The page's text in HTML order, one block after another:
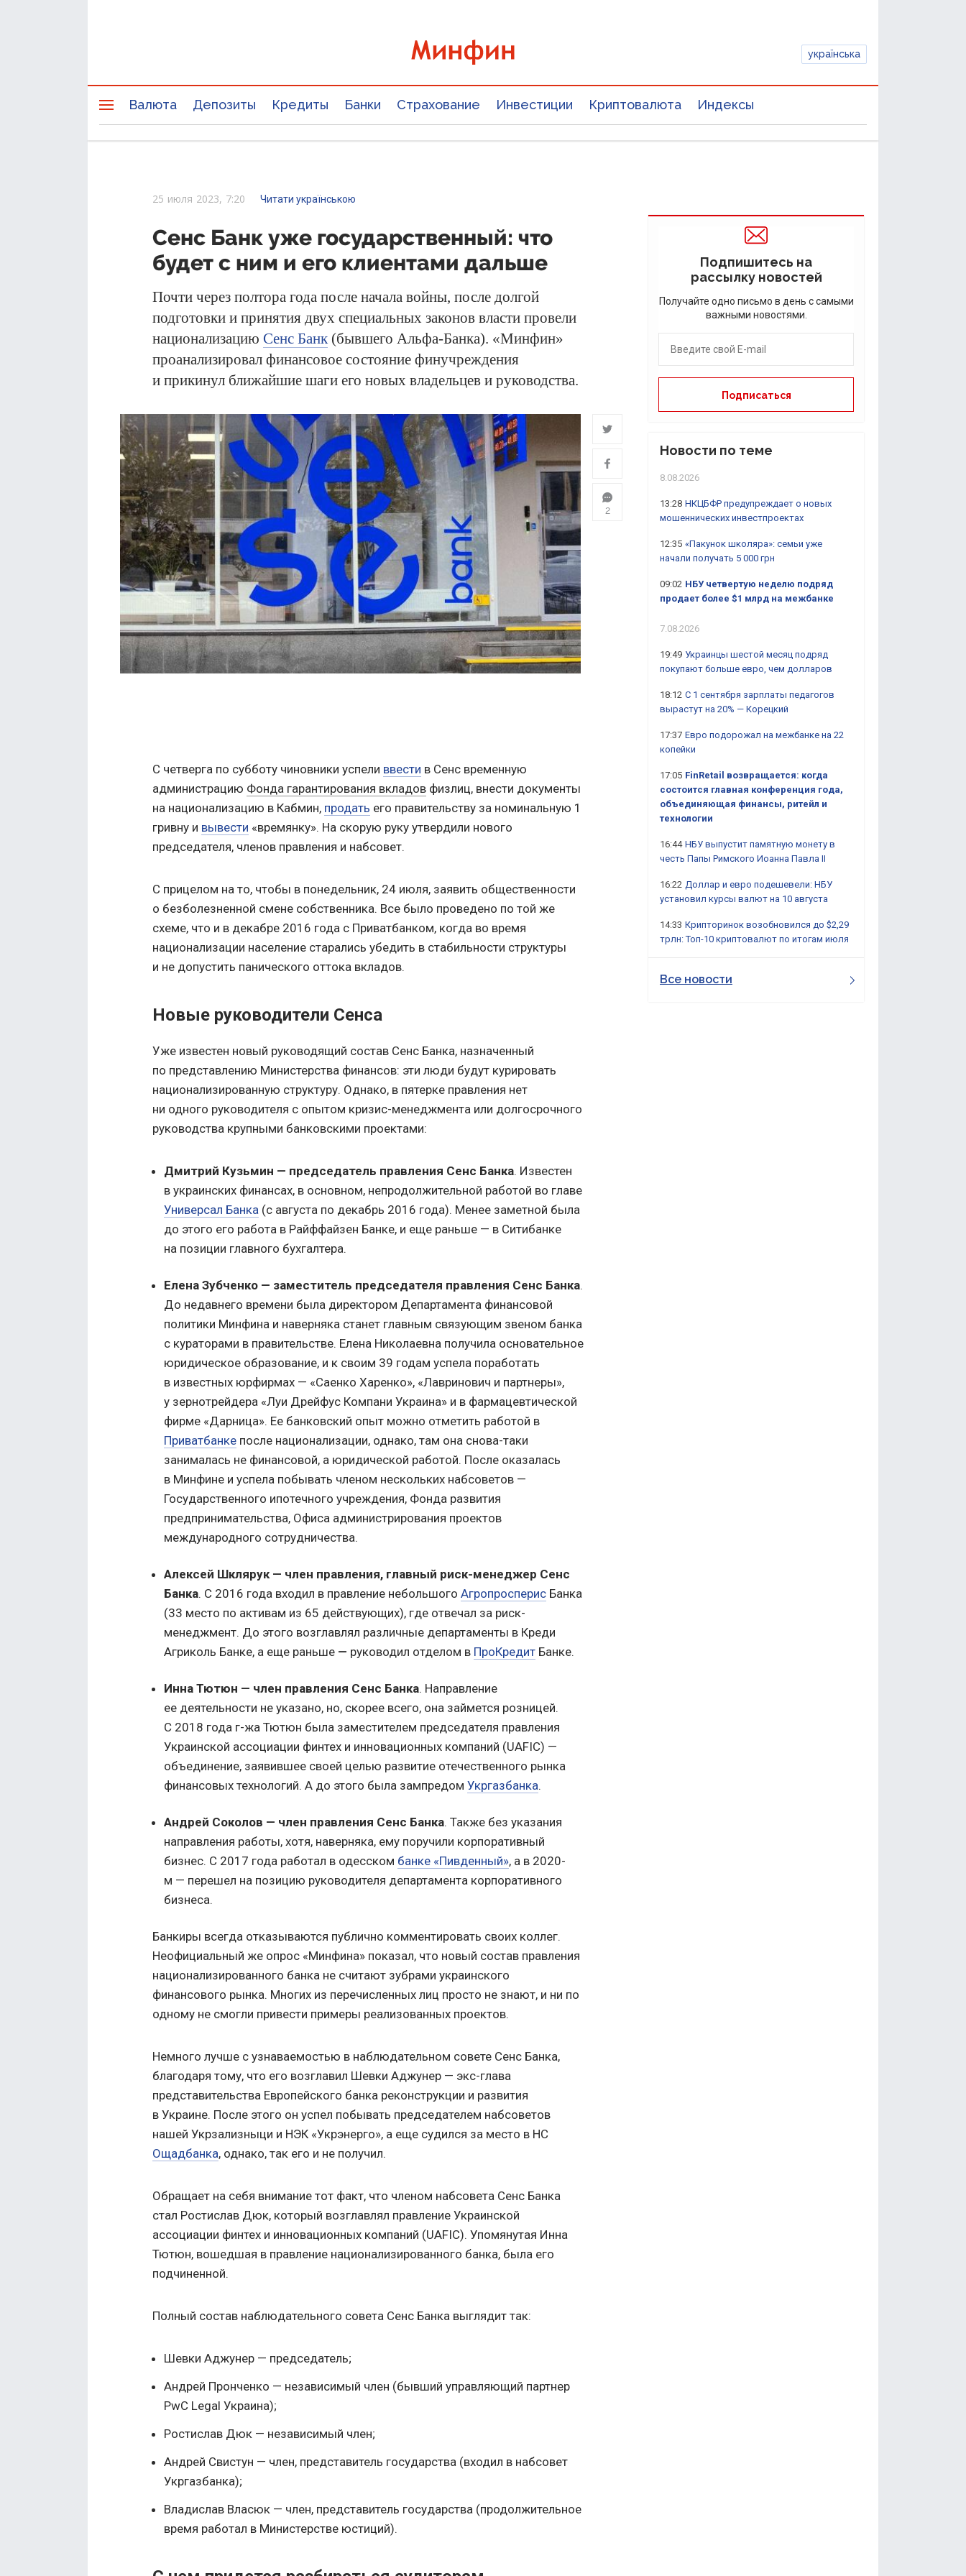
українська
Валюта Депозиты Кредиты Банки Страхование Инвестиции Криптовалюта Индексы
25 июля 2023, 7:20 Читати українською
Сенс Банк уже государственный: что
будет с ним и его клиентами дальше
Почти через полтора года после начала войны, после долгой
подготовки и принятия двух специальных законов власти провели
национализацию Сенс Банк(бывшего Альфа-Банка). «Минфин»
проанализировал финансовое состояние финучреждения
и прикинул ближайшие шаги его новых владельцев и руководства.
2
С четверга по субботу чиновники успели ввести в Сенс временную
администрацию Фонда гарантирования вкладов физлиц, внести документы
на национализацию в Кабмин, продать его правительству за номинальную 1
гривну и вывести «времянку». На скорую руку утвердили нового
председателя, членов правления и набсовет.
С прицелом на то, чтобы в понедельник, 24 июля, заявить общественности
о безболезненной смене собственника. Все было проведено по той же
схеме, что и в декабре 2016 года с Приватбанком, когда во время
национализации население старались убедить в стабильности структуры
и не допустить панического оттока вкладов.
Новые руководители Сенса
Уже известен новый руководящий состав Сенс Банка, назначенный
по представлению Министерства финансов: эти люди будут курировать
национализированную структуру. Однако, в пятерке правления нет
ни одного руководителя с опытом кризис-менеджмента или долгосрочного
руководства крупными банковскими проектами:
Дмитрий Кузьмин — председатель правления Сенс Банка. Известен
в украинских финансах, в основном, непродолжительной работой во главе
Универсал Банка (с августа по декабрь 2016 года). Менее заметной была
до этого его работа в Райффайзен Банке, и еще раньше — в Ситибанке
на позиции главного бухгалтера.
Елена Зубченко — заместитель председателя правления Сенс Банка.
До недавнего времени была директором Департамента финансовой
политики Минфина и наверняка станет главным связующим звеном банка
с кураторами в правительстве. Елена Николаевна получила основательное
юридическое образование, и к своим 39 годам успела поработать
в известных юрфирмах — «Саенко Харенко», «Лавринович и партнеры»,
у зернотрейдера «Луи Дрейфус Компани Украина» и в фармацевтической
фирме «Дарница». Ее банковский опыт можно отметить работой в
Приватбанке после национализации, однако, там она снова-таки
занималась не финансовой, а юридической работой. После оказалась
в Минфине и успела побывать членом нескольких набсоветов —
Государственного ипотечного учреждения, Фонда развития
предпринимательства, Офиса администрирования проектов
международного сотрудничества.
Алексей Шклярук — член правления, главный риск-менеджер Сенс
Банка. С 2016 года входил в правление небольшого Агропросперис Банка
(33 место по активам из 65 действующих), где отвечал за риск-
менеджмент. До этого возглавлял различные департаменты в Креди
Агриколь Банке, а еще раньше — руководил отделом в ПроКредит Банке.
Инна Тютюн — член правления Сенс Банка. Направление
ее деятельности не указано, но, скорее всего, она займется розницей.
С 2018 года г-жа Тютюн была заместителем председателя правления
Украинской ассоциации финтех и инновационных компаний (UAFIC) —
объединение, заявившее своей целью развитие отечественного рынка
финансовых технологий. А до этого была зампредом Укргазбанка.
Андрей Соколов — член правления Сенс Банка. Также без указания
направления работы, хотя, наверняка, ему поручили корпоративный
бизнес. С 2017 года работал в одесском банке «Пивденный», а в 2020-
м — перешел на позицию руководителя департамента корпоративного
бизнеса.
Банкиры всегда отказываются публично комментировать своих коллег.
Неофициальный же опрос «Минфина» показал, что новый состав правления
национализированного банка не считают зубрами украинского
финансового рынка. Многих из перечисленных лиц просто не знают, и ни по
одному не смогли привести примеры реализованных проектов.
Немного лучше с узнаваемостью в наблюдательном совете Сенс Банка,
благодаря тому, что его возглавил Шевки Аджунер — экс-глава
представительства Европейского банка реконструкции и развития
в Украине. После этого он успел побывать председателем набсоветов
нашей Укрзализныци и НЭК «Укрэнерго», а еще судился за место в HC
Ощадбанка, однако, так его и не получил.
Обращает на себя внимание тот факт, что членом набсовета Сенс Банка
стал Ростислав Дюк, который возглавлял правление Украинской
ассоциации финтех и инновационных компаний (UAFIC). Упомянутая Инна
Тютюн, вошедшая в правление национализированного банка, была его
подчиненной.
Полный состав наблюдательного совета Сенс Банка выглядит так:
Шевки Аджунер — председатель;
Андрей Пронченко — независимый член (бывший управляющий партнер
PwC Legal Украина);
Ростислав Дюк — независимый член;
Андрей Свистун — член, представитель государства (входил в набсовет
Укргазбанка);
Владислав Власюк — член, представитель государства (продолжительное
время работал в Министерстве юстиций).
Подпишитесь на
рассылку новостей
Получайте одно письмо в день с самыми
важными новостями.
Новости по теме
8.08.2026
13:28 НКЦБФР предупреждает о новых
мошеннических инвестпроектах
12:35 «Пакунок школяра»: семьи уже
начали получать 5 000 грн
09:02 НБУ четвертую неделю подряд
продает более $1 млрд на межбанке
7.08.2026
19:49 Украинцы шестой месяц подряд
покупают больше евро, чем долларов
18:12 С 1 сентября зарплаты педагогов
вырастут на 20% — Корецкий
17:37 Евро подорожал на межбанке на 22
копейки
17:05 FinRetail возвращается: когда
состоится главная конференция года,
объединяющая финансы, ритейл и
технологии
16:44 НБУ выпустит памятную монету в
честь Папы Римского Иоанна Павла II
16:22 Доллар и евро подешевели: НБУ
установил курсы валют на 10 августа
14:33 Крипторинок возобновился до $2,29
трлн: Топ-10 криптовалют по итогам июля
Все новости